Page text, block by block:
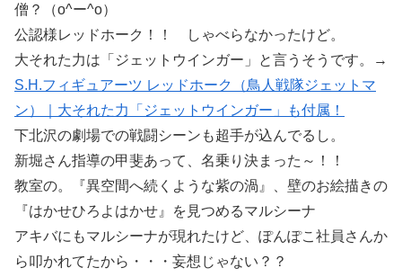
僧？（o^ー^o）
公認様レッドホーク！！ しゃべらなかったけど。
大それた力は「ジェットウインガー」と言うそうです。→
S.H.フィギュアーツ レッドホーク（鳥人戦隊ジェットマ
ン）｜大それた力「ジェットウインガー」も付属！
下北沢の劇場での戦闘シーンも超手が込んでるし。
新堀さん指導の甲斐あって、名乗り決まった～！！
教室の。『異空間へ続くような紫の渦』、壁のお絵描きの
『はかせひろよはかせ』を見つめるマルシーナ
アキバにもマルシーナが現れたけど、ぽんぽこ社員さんか
ら叩かれてたから・・・妄想じゃない？？